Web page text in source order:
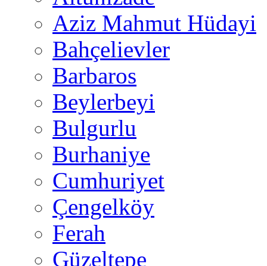
Aziz Mahmut Hüdayi
Bahçelievler
Barbaros
Beylerbeyi
Bulgurlu
Burhaniye
Cumhuriyet
Çengelköy
Ferah
Güzeltepe